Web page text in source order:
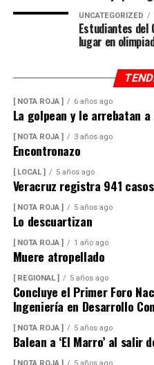
influir en sus condiciones
mantiene la temperatura
El dirigente sostuvo que
suficiente para abastecer
que consideró innecesaria
alimento.
En ese sentido, exhortó a la
del huevo antes de
producto nacional, al
frescura y calidad, además
miles de familias dedicadas
Finalmente, destacó que
operan ocho empresas
granjas avícolas, las cuales
fuente de empleo y
comunidades rurales de
UNCATEGORIZED
Estudiantes del
lugar en
[ NOTA ROJA ] 6 años ago
La golpean y le arrebatan
[ NOTA ROJA ] 3 años ago
Encontronazo
[ LOCAL ] 5 años ago
Veracruz registra 941
[ NOTA ROJA ] 5 años ago
Lo descuartizan
[ NOTA ROJA ] 1 año ago
Muere atropellado
[ REGIONAL ] 5 años ago
Concluye el Primer Foro
Ingeniería en Desarrollo
[ NOTA ROJA ] 5 años ago
Balean a ‘El Marro’ al salir